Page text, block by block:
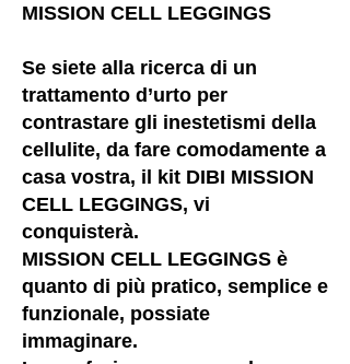
MISSION CELL LEGGINGS
Se siete alla ricerca di un
trattamento d’urto per
contrastare gli inestetismi della
cellulite, da fare comodamente a
casa vostra, il kit DIBI MISSION
CELL LEGGINGS, vi
conquisterà.
MISSION CELL LEGGINGS è
quanto di più pratico, semplice e
funzionale, possiate
immaginare.